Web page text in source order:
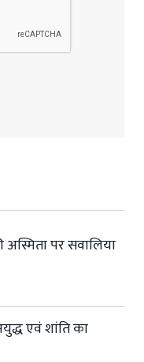
अस्मिता पर सवालिया
एवं शांति का